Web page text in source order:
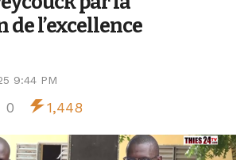
l’excellence
9:44 PM
0 1,448